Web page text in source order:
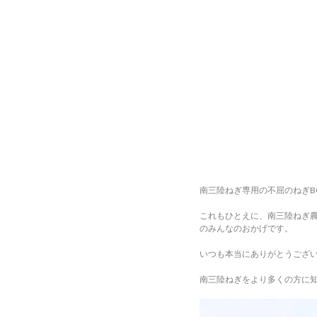
南三陸ねぎ専用の不屈のねぎ
これもひとえに、南三陸ねぎ
のみんなのおかげです。
いつも本当にありがとうござ
南三陸ねぎをより多くの方に